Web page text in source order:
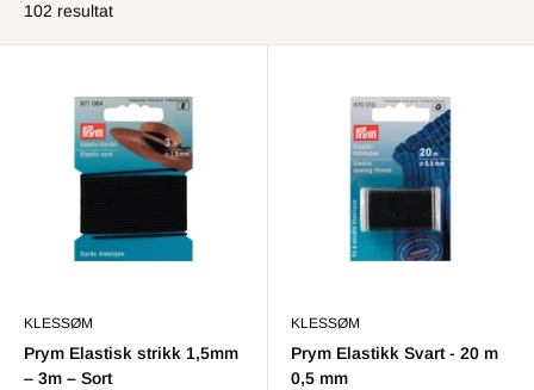
102 resultat
KLESSØM
Prym Elastisk strikk 1,5mm
– 3m – Sort
KLESSØM
Prym Elastikk Svart - 20 m
0,5 mm